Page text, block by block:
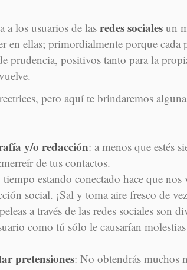
a los usuarios de las redes sociales un
en ellas; primordialmente porque cada
prudencia, positivos tanto para la
pero aquí te brindaremos
y/o redacción: a menos que estés
de tus contactos.
estando conectado hace que
social. ¡Sal y toma aire fresco de
a través de las redes sociales son
como tú sólo le causarían
pretensiones: No obtendrás muchos